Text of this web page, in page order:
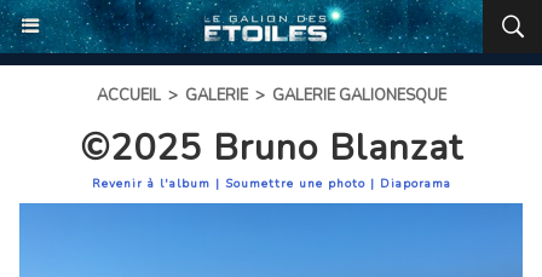
ACCUEIL > GALERIE > GALERIE GALIONESQUE
©2025 Bruno Blanzat
Revenir à l'album | Soumettre une photo | Diaporama